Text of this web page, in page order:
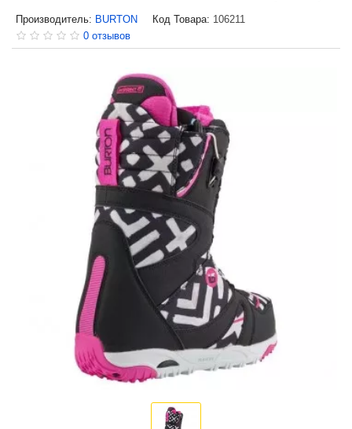
Производитель: BURTON Код Товара: 106211
0 отзывов